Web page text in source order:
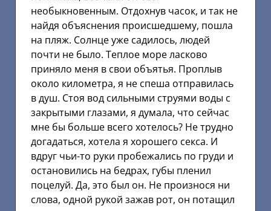
необыкновенным. Отдохнув часок, и так не
найдя объяснения происшедшему, пошла
на пляж. Солнце уже садилось, людей
почти не было. Теплое море ласково
приняло меня в свои объятья. Проплыв
около километра, я не спеша отправилась
в душ. Стоя вод сильными струями воды с
закрытыми глазами, я думала, что сейчас
мне бы больше всего хотелось? Не трудно
догадаться, хотела я хорошего секса. И
вдруг чьи-то руки пробежались по груди и
остановились на бедрах, губы пленил
поцелуй. Да, это был он. Не произнося ни
слова, одной рукой зажав рот, он потащил